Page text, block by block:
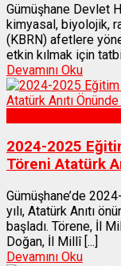
Gümüşhane Devlet
kimyasal, biyolojik,
(KBRN) afetlere
etkin kılmak için
Devamını Oku
2024-2025
Töreni Atatürk
Gümüşhane’de
yılı, Atatürk Anıtı
başladı. Törene, İl
Doğan, İl Millî [...]
Devamını Oku